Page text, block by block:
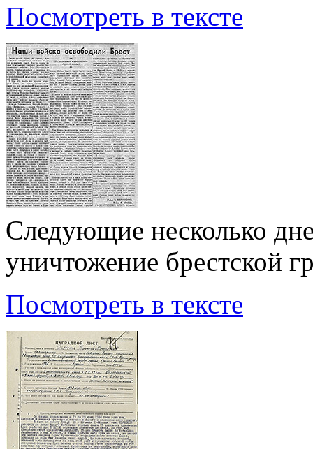
Посмотреть в тексте
Следующие несколько
уничтожение брестской
Посмотреть в тексте